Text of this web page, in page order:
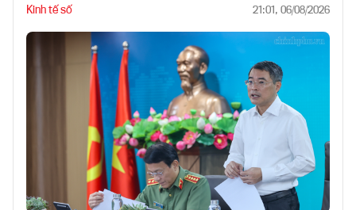
Kinh tế số 21:01, 06/08/2026